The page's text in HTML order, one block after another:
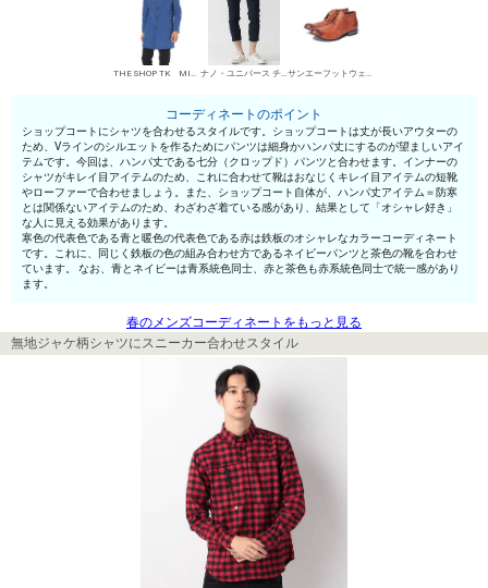
THE SHOP TK MIXPICE ショップコート ナノ・ユニバース チノパン・綿パン サンエーフットウェア 短靴・レザーシューズ
コーディネートのポイント
ショップコートにシャツを合わせるスタイルです。ショップコートは丈が長いアウターの
ため、Vラインのシルエットを作るためにパンツは細身かハンパ丈にするのが望ましいアイ
テムです。今回は、ハンパ丈である七分（クロップド）パンツと合わせます。インナーの
シャツがキレイ目アイテムのため、これに合わせて靴はおなじくキレイ目アイテムの短靴
やローファーで合わせましょう。また、ショップコート自体が、ハンパ丈アイテム＝防寒
とは関係ないアイテムのため、わざわざ着ている感があり、結果として「オシャレ好き」
な人に見える効果があります。
寒色の代表色である青と暖色の代表色である赤は鉄板のオシャレなカラーコーディネート
です。これに、同じく鉄板の色の組み合わせ方であるネイビーパンツと茶色の靴を合わせ
ています。 なお、青とネイビーは青系統色同士、赤と茶色も赤系統色同士で統一感があり
ます。
春のメンズコーディネートをもっと見る
無地ジャケ柄シャツにスニーカー合わせスタイル